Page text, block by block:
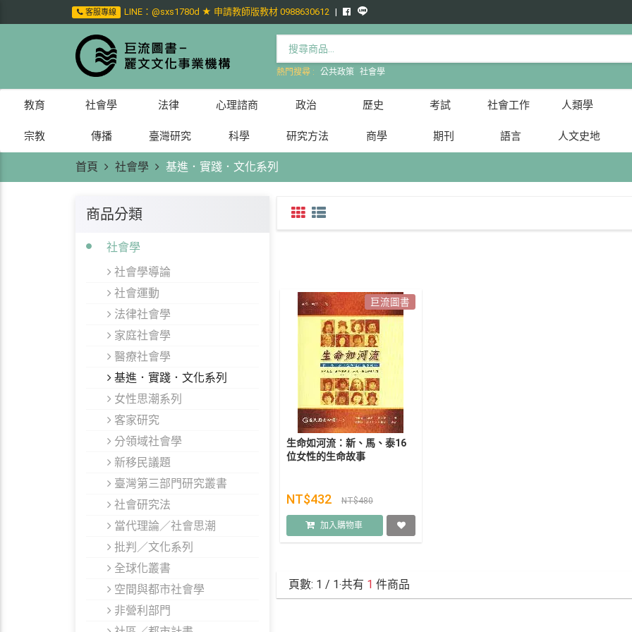
客服專線 LINE：@sxs1780d ★ 申請教師版教材 0988630612
熱門搜尋 : 公共政策 社會學
教育 社會學 法律 心理諮商 政治 歷史 考試 社會工作 人類學
宗教 傳播 臺灣研究 科學 研究方法 商學 期刊 語言 人文史地
首頁 社會學 基進．實踐．文化系列
商品分類
社會學
社會學導論
社會運動
法律社會學
家庭社會學
醫療社會學
基進．實踐．文化系列
女性思潮系列
客家研究
分領域社會學
新移民議題
臺灣第三部門研究叢書
社會研究法
當代理論／社會思潮
批判／文化系列
全球化叢書
空間與都市社會學
非營利部門
巨流圖書
生命如河流：新、馬、泰16
位女性的生命故事
NT$432 NT$480
加入購物車
頁數: 1 / 1‧共有 1 件商品